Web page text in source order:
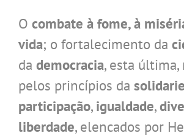
O combate à fome, à
vida; o fortalecimento da
da democracia, esta última,
pelos princípios da
participação, igualdade,
liberdade, elencados por